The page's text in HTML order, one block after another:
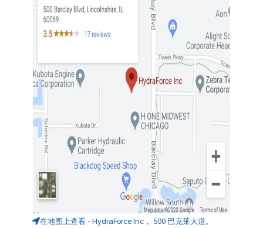
在地图上查看 - HydraForce Inc， 500 巴克莱大道。